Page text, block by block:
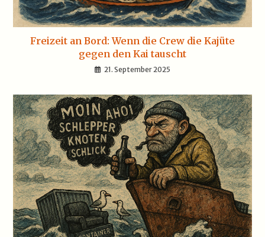
Freizeit an Bord: Wenn die Crew die Kajüte
gegen den Kai tauscht
21. September 2025